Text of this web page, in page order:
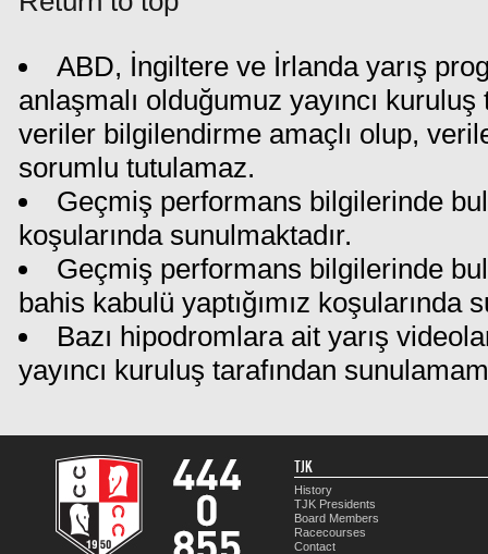
ABD, İngiltere ve İrlanda yarış
anlaşmalı olduğumuz yayıncı
veriler bilgilendirme amaçlı olup,
sorumlu tutulamaz.
Geçmiş performans bilgilerinde
koşularında sunulmaktadır.
Geçmiş performans bilgilerinde
bahis kabulü yaptığımız koşularında
Bazı hipodromlara ait yarış
yayıncı kuruluş tarafından
TJK
History
TJK Presidents
Board Members
Racecourses
Contact